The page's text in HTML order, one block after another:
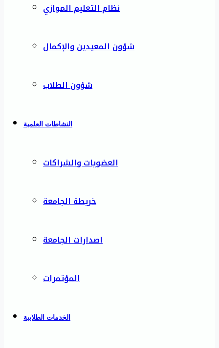
نظام التعليم الموازي
شؤون المعيدين والإكمال
شؤون الطلاب
النشاطات العلمية
العضويات والشراكات
خريطة الجامعة
اصدارات الجامعة
المؤتمرات
الخدمات الطلابية